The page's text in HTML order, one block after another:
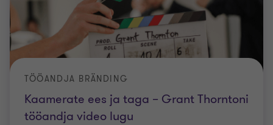
Kaamerate ees ja taga – Grant Thorntoni
tööandja video lugu
TÖÖANDJA BRÄNDING